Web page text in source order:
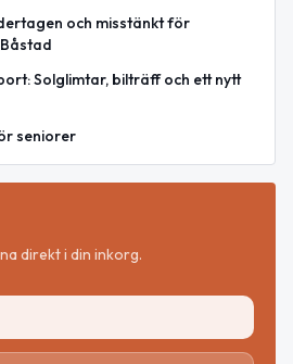
och misstänkt för
Solglimtar, bilträff och ett nytt
seniorer
direkt i din inkorg.